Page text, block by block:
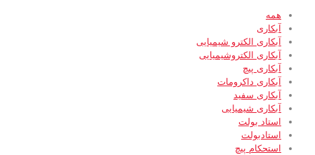
همه
آبکاری
آبکاری الکترو شیمیایی
آبکاری الکتروشیمیایی
آبکاری پیچ
آبکاری داکرومات
آبکاری سفید
آبکاری شیمیایی
استاد بولت
استادبولت
استحکام پیچ